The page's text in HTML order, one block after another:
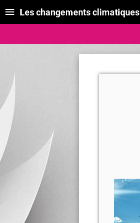
Les changements climatiques